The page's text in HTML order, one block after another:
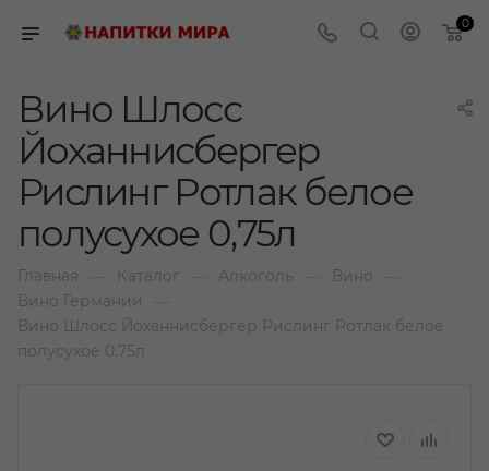
0
Вино Шлосс
Йоханнисбергер
Рислинг Ротлак белое
полусухое 0,75л
Главная Каталог Алкоголь Вино
Вино Германии
Вино Шлосс Йоханнисбергер Рислинг Ротлак белое
полусухое 0,75л